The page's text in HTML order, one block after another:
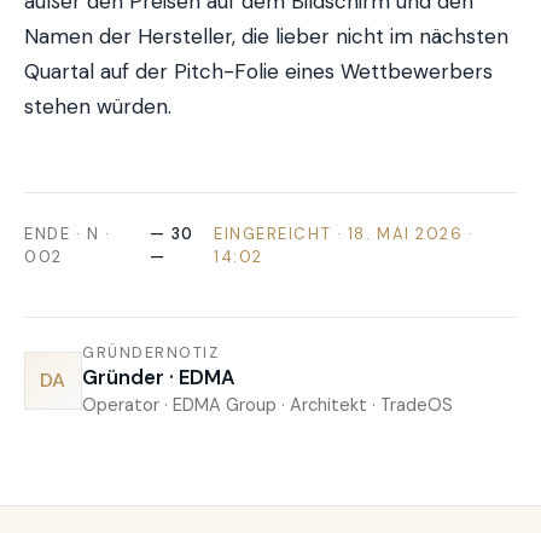
Namen der Hersteller, die lieber nicht im nächsten
Quartal auf der Pitch-Folie eines Wettbewerbers
stehen würden.
ENDE · N ·
002
— 30
—
EINGEREICHT · 18. MAI 2026 ·
14:02
DA
GRÜNDERNOTIZ
Gründer · EDMA
Operator · EDMA Group · Architekt · TradeOS